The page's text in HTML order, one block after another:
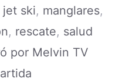
jet ski, manglares,
, rescate, salud
por Melvin TV